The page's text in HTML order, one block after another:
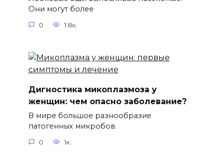
Они могут более
0 1.8к.
Дигностика микоплазмоза у
женщин: чем опасно заболевание?
В мире большое разнообразие
патогенных микробов.
0 1к.